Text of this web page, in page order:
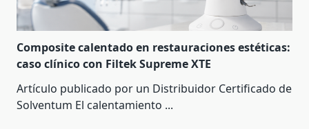
Composite calentado en restauraciones estéticas:
caso clínico con Filtek Supreme XTE
Artículo publicado por un Distribuidor Certificado de
Solventum El calentamiento ...